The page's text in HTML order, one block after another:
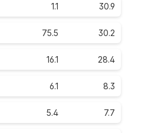
1.1 30.9
75.5 30.2
16.1 28.4
6.1 8.3
5.4 7.7